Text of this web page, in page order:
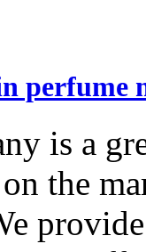
perfume
is a
the